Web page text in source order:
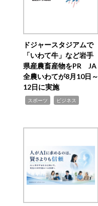
ドジャースタジアムで
「いわて牛」など岩手
県産農畜産物をPR JA
全農いわてが8月10日～
12日に実施
スポーツ ビジネス